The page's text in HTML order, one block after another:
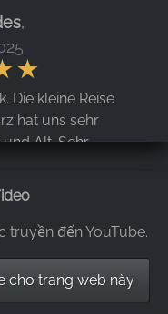
,
Die kleine Reise
hat uns sehr
Alt. Sehr
Am auffälligsten
Objekten passen.
truyền đến YouTube.
cho trang web này